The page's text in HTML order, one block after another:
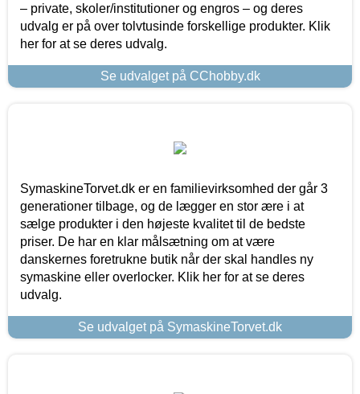
– private, skoler/institutioner og engros – og deres
udvalg er på over tolvtusinde forskellige produkter. Klik
her for at se deres udvalg.
Se udvalget på CChobby.dk
SymaskineTorvet.dk er en familievirksomhed der går 3
generationer tilbage, og de lægger en stor ære i at
sælge produkter i den højeste kvalitet til de bedste
priser. De har en klar målsætning om at være
danskernes foretrukne butik når der skal handles ny
symaskine eller overlocker. Klik her for at se deres
udvalg.
Se udvalget på SymaskineTorvet.dk